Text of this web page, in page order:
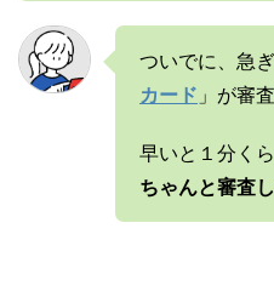
ついでに、急
カード 」が審
早いと１分く
ちゃんと審査